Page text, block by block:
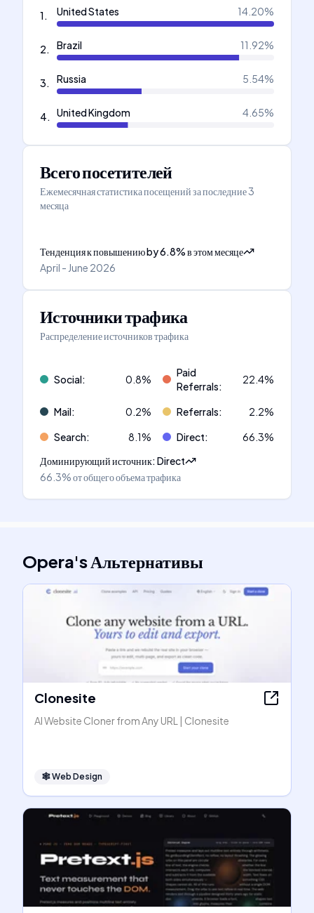
1. United States 14.20%
2. Brazil 11.92%
3. Russia 5.54%
4. United Kingdom 4.65%
Всего посетителей
Ежемесячная статистика посещений за последние 3
месяца
Тенденция к повышениюby6.8%в этом месяце
April - June 2026
Источники трафика
Распределение источников трафика
Social: 0.8%
Paid
Referrals:
22.4%
Mail: 0.2% Referrals: 2.2%
Search: 8.1% Direct: 66.3%
Доминирующий источник:Direct
66.3%от общего объема трафика
Opera'sАльтернативы
Clonesite
AI Website Cloner from Any URL | Clonesite
🕸Web Design